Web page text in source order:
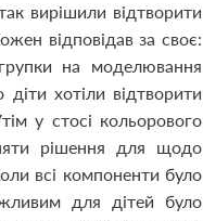
вирішили відтворити
відповідав за своє:
на моделювання
хотіли відтворити
у стосі кольорового
рішення для щодо
всі компоненти було
для дітей було